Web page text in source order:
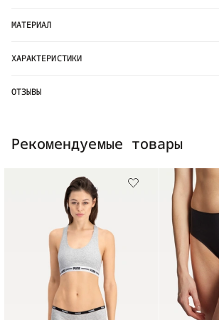
МАТЕРИАЛ
ХАРАКТЕРИСТИКИ
ОТЗЫВЫ
Рекомендуемые товары